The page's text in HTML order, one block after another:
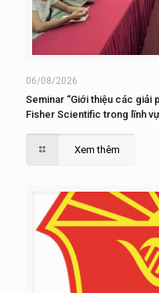
06/08/2026
Seminar “Giới thiệu các giải
Fisher Scientific trong lĩnh
Xem thêm